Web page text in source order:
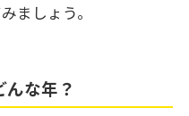
ましょう。
な年？